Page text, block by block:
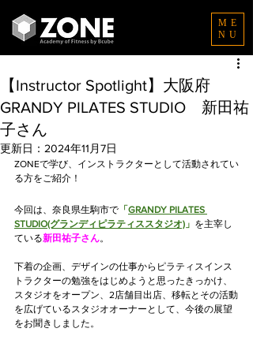
ME
NU
【Instructor Spotlight】大阪府
GRANDY PILATES STUDIO 新田祐
子さん
更新日： 2024年11月7日
ZONEで学び、インストラクターとして活動されてい
る方をご紹介！
今回は、 奈良県生駒市で 「 GRANDY PILATES
STUDIO(グランディピラティススタジオ) 」 を主宰し
ている新田祐子さん。
下着の企画、デザインの仕事からピラティスインス
トラクターの勉強をはじめようと思ったきっかけ、
スタジオをオープン、2店舗目出店、移転とその活動
を広げているスタジオオーナーとして、今後の展望
をお聞きしました。